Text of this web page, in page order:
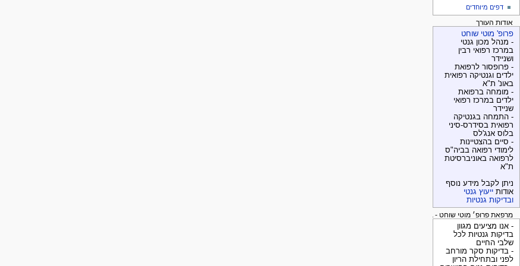
דפים מיוחדים
אודות העורך
פרופ' מוטי שוחט
- מנהל מכון גנטי
במרכז רפואי רבין
ושניידר
- פרופסור לרפואת
ילדים וגנטיקה רפואית
באונ' ת"א
- מומחה ברפואת
ילדים במרכז רפואי
שניידר
- התמחה בגנטיקה
רפואית בסידרס-סיני
בלוס אנג'לס
- סיים בהצטיינות
לימודי רפואה בביה"ס
לרפואה באוניברסיטת
ת"א
ניתן לקבל מידע נוסף
אודות ייעוץ גנטי
ובדיקות גנטיות
מרפאת פרופ׳ מוטי שוחט - בדיקות גנטיות
- אנו מציעים מגוון
בדיקות גנטיות לכל
שלבי החיים
- בדיקות סקר מורחב
לפני ובתחילת הריון